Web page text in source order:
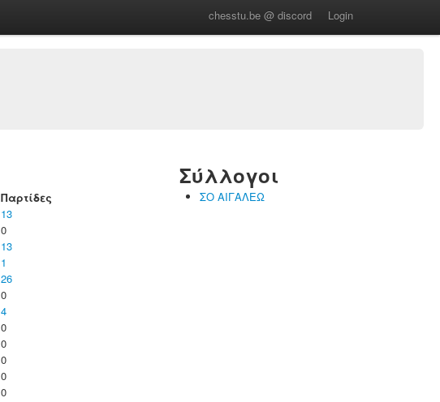
chesstu.be @ discord Login
Παρτίδες
13
0
13
1
26
0
4
0
0
0
0
0
Σύλλογοι
ΣΟ ΑΙΓΑΛΕΩ